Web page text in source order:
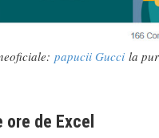
papucii Guccila
de Excel